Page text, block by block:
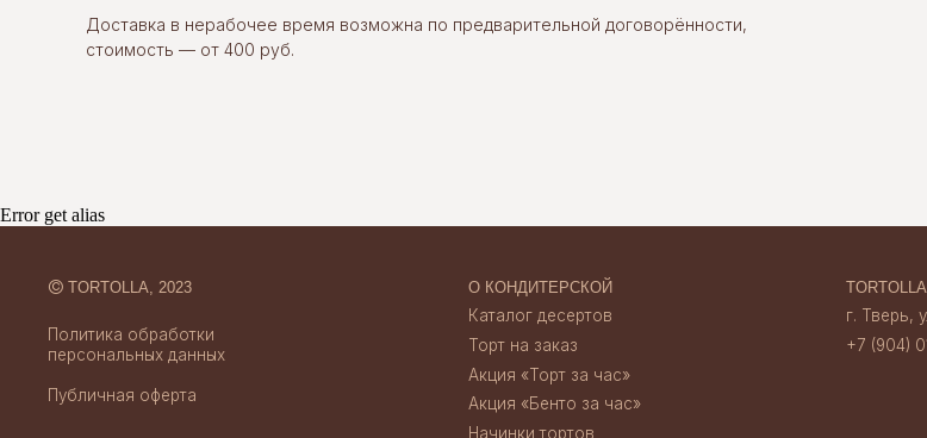
Доставка в нерабочее время возможна по предварительной договорённости,
стоимость — от 400 руб.
Error get alias
персональных данных
Публичная оферта
Акция «Торт за час»‎